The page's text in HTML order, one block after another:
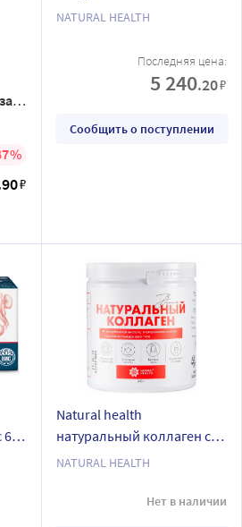
завтра
₽
вкусом яблока желе
NATURAL HEALTH
Последняя цена:
5 240.20₽
Сообщить о поступлении
60
Natural health
натуральный коллаген со
вкусом вишни желе массой
NATURAL HEALTH
Нет в наличии